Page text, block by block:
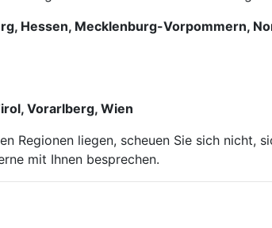
Hessen, Mecklenburg-Vorpommern,
Vorarlberg, Wien
Regionen liegen, scheuen Sie sich nicht,
mit Ihnen besprechen.